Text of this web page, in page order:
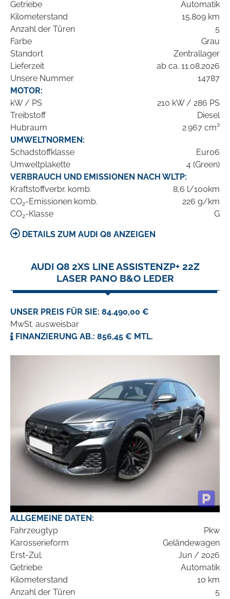
Getriebe
Automatik
Kilometerstand
15.809 km
Anzahl der Türen
5
Farbe
Grau
Standort
Zentrallager
Lieferzeit
ab ca. 11.08.2026
Unsere Nummer
14787
MOTOR:
kW / PS
210 kW / 286 PS
Treibstoff
Diesel
Hubraum
2.967 cm³
UMWELTNORMEN:
Schadstoffklasse
Euro6
Umweltplakette
4 (Green)
VERBRAUCH UND EMISSIONEN NACH WLTP:
Kraftstoffverbr. komb.
8,6 l/100km
CO2-Emissionen komb.
226 g/km
CO2-Klasse G
DETAILS ZUM AUDI Q8 ANZEIGEN
AUDI Q8 2XS LINE ASSISTENZP+ 22Z
LASER PANO B&O LEDER
UNSER PREIS FÜR SIE: 84.490,00 €
MwSt. ausweisbar
FINANZIERUNG AB.: 856,45 € MTL.
ALLGEMEINE DATEN:
Fahrzeugtyp
Pkw
Karosserieform
Geländewagen
Erst-Zul.
Jun / 2026
Getriebe
Automatik
Kilometerstand
10 km
Anzahl der Türen
5